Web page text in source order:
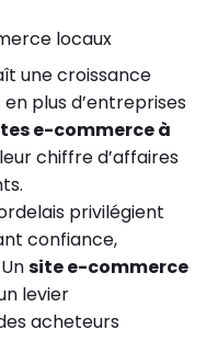
locaux
une croissance
plus d’entreprises
e-commerce à
chiffre d’affaires
privilégient
confiance,
site e-commerce
levier
acheteurs